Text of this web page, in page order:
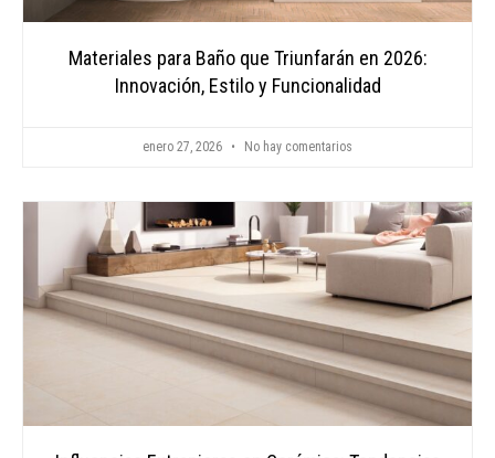
Materiales para Baño que Triunfarán en 2026:
Innovación, Estilo y Funcionalidad
enero 27, 2026 No hay comentarios